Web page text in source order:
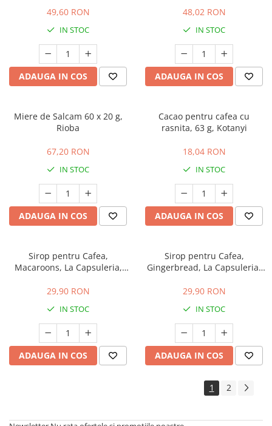
5Five√Ç¬Æ
49,60 RON
IN STOC
ADAUGA IN COS
48,02 RON
IN STOC
ADAUGA IN COS
Miere de Salcam 60 x 20 g,
Rioba
67,20 RON
IN STOC
ADAUGA IN COS
Cacao pentru cafea cu
rasnita, 63 g, Kotanyi
18,04 RON
IN STOC
ADAUGA IN COS
Sirop pentru Cafea,
Macaroons, La Capsuleria,
29,90 RON
IN STOC
ADAUGA IN COS
Sirop pentru Cafea,
Gingerbread, La Capsuleria,
29,90 RON
IN STOC
ADAUGA IN COS
1 2